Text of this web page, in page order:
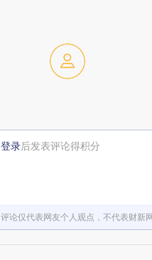
登录后发表评论得积分
评论仅代表网友个人观点，不代表财新